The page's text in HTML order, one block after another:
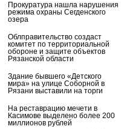
Прокуратура нашла нарушения
режима охраны Сегденского
озера
Облправительство создаст
комитет по территориальной
обороне и защите объектов
Рязанской области
Здание бывшего «Детского
мира» на улице Соборной в
Рязани выставили на торги
На реставрацию мечети в
Касимове выделено более 200
миллионов рублей